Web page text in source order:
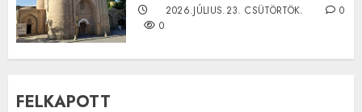
2026.JÚLIUS.23. CSÜTÖRTÖK.
0
0
FELKAPOTT